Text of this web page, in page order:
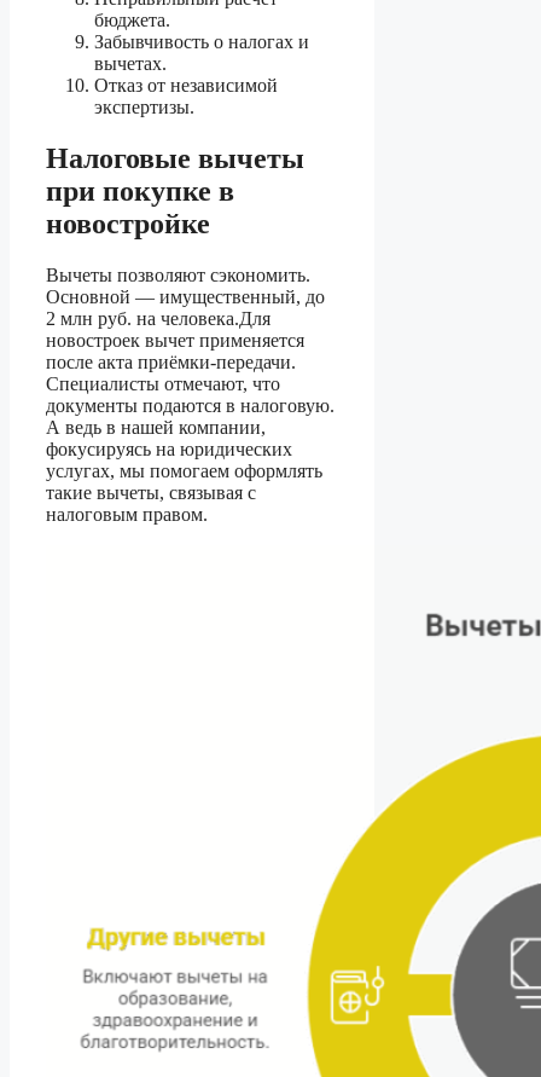
бюджета.
Забывчивость о налогах и
вычетах.
Отказ от независимой
экспертизы.
Налоговые вычеты
при покупке в
новостройке
Вычеты позволяют сэкономить.
Основной — имущественный, до
2 млн руб. на человека.Для
новостроек вычет применяется
после акта приёмки-передачи.
Специалисты отмечают, что
документы подаются в налоговую.
А ведь в нашей компании,
фокусируясь на юридических
услугах, мы помогаем оформлять
такие вычеты, связывая с
налоговым правом.